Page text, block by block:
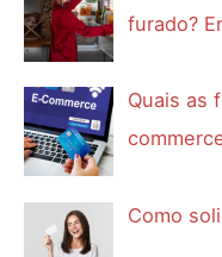
furado?
Quais as
Como